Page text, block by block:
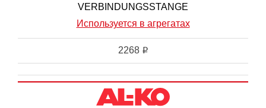
VERBINDUNGSSTANGE
Используется в агрегатах
2268 i